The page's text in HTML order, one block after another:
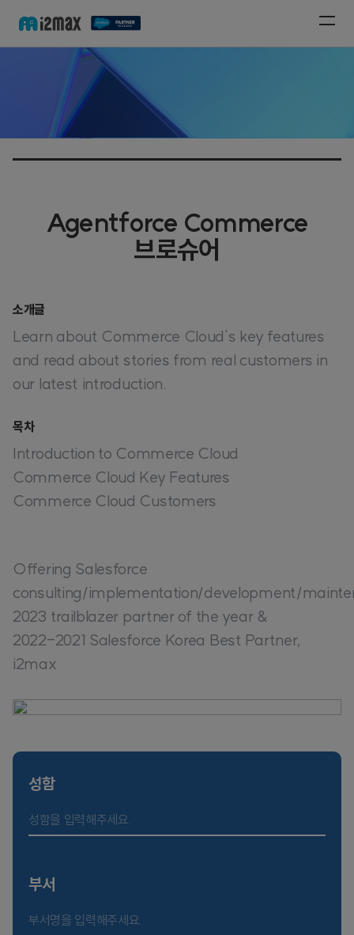
Agentforce Commerce
브로슈어
소개글
Learn about Commerce Cloud's key features
and read about stories from real customers in
our latest introduction.
목차
Introduction to Commerce Cloud
Commerce Cloud Key Features
Commerce Cloud Customers
Offering Salesforce
consulting/implementation/development/
2023 trailblazer partner of the year &
2022-2021 Salesforce Korea Best Partner,
i2max
성함
부서